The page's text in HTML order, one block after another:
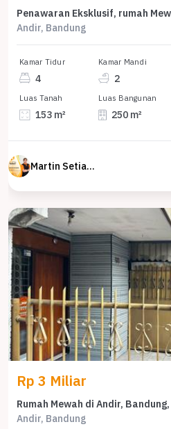
Andir, Bandung
Kamar Tidur
4
Kamar Mandi
2
Luas Tanah
153 m²
Luas Bangunan
250 m²
Martin Setiawan Tjandra
Rp 3 Miliar
Rumah Mewah di Andir, Bandung,
Andir, Bandung